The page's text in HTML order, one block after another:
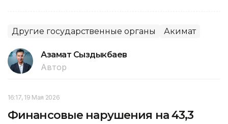
Другие государственные органы Акимат
Азамат Сыздыкбаев
Автор
16:17, 19 Мая 2026
Финансовые нарушения на 43,3